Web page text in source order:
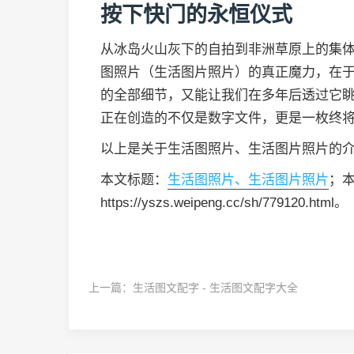
按下快门的永恒仪式
从冰岛火山灰下的自拍到非洲草原上的集
图照片（生活图片照片）的真正魔力，
的全部细节，又能让我们在多年后透过它
正在创造的不仅是数字文件，更是一枚终
以上是关于生活图照片、生活图片照片的
本文标题： 生活图照片、生活图片照片 ；
https://yszs.weipeng.cc/sh/779120.html。
上一篇： 生活图文配字 - 生活图文配字大全